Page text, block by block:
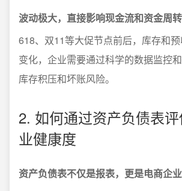
波动极大，直接影响现金流和资金周
618、双11等大促节点前后，库存和
变化，企业需要通过科学的数据监控
库存积压和坏账风险。
2. 如何通过资产负债表
业健康度
资产负债表不仅是报表，更是电商企